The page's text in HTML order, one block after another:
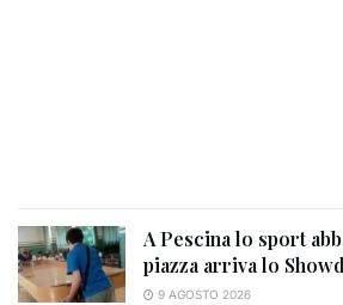
A Pescina lo sport
piazza arriva lo
9 AGOSTO 2026